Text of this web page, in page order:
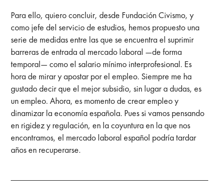
Para ello, quiero concluir, desde Fundación Civismo, y
como jefe del servicio de estudios, hemos propuesto una
serie de medidas entre las que se encuentra el suprimir
barreras de entrada al mercado laboral —de forma
temporal— como el salario mínimo interprofesional. Es
hora de mirar y apostar por el empleo. Siempre me ha
gustado decir que el mejor subsidio, sin lugar a dudas, es
un empleo. Ahora, es momento de crear empleo y
dinamizar la economía española. Pues si vamos pensando
en rigidez y regulación, en la coyuntura en la que nos
encontramos, el mercado laboral español podría tardar
años en recuperarse.